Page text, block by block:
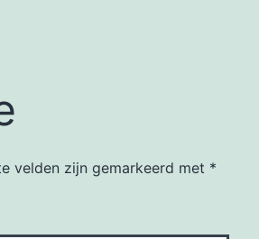
velden zijn gemarkeerd met *